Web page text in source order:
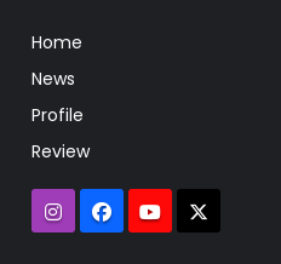
Home
News
Profile
Review